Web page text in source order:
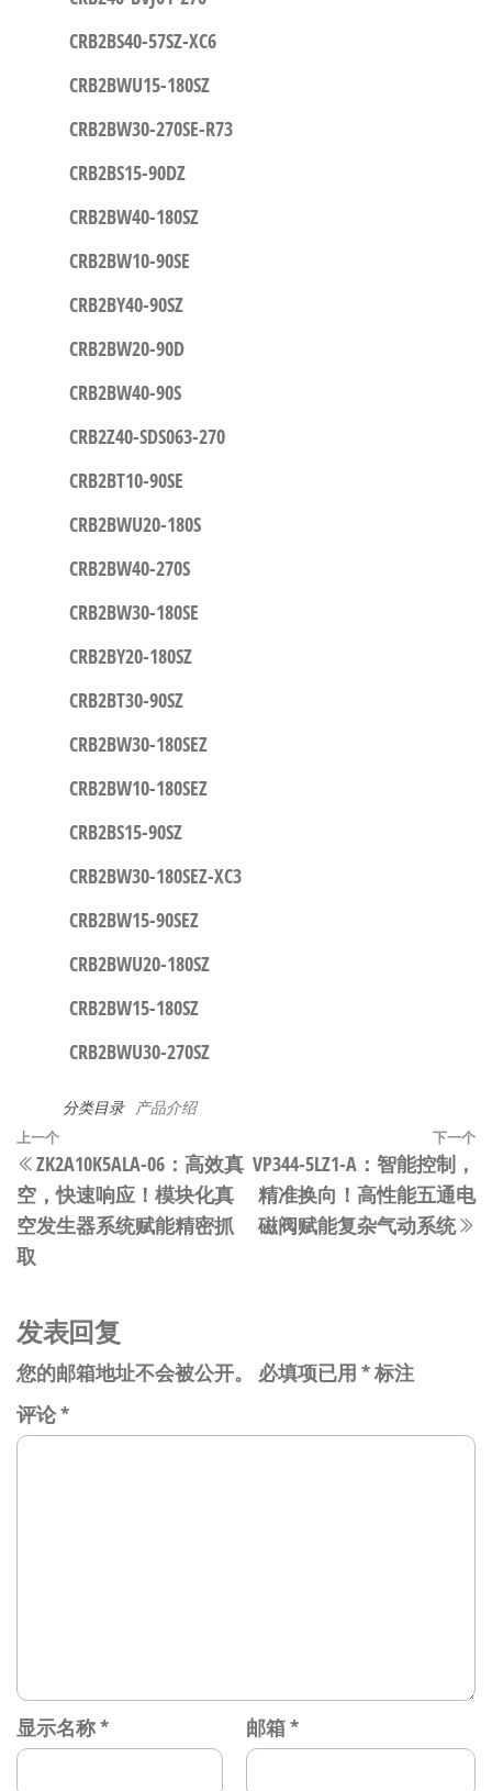
CRB2BS40-57SZ-XC6
CRB2BWU15-180SZ
CRB2BW30-270SE-R73
CRB2BS15-90DZ
CRB2BW40-180SZ
CRB2BW10-90SE
CRB2BY40-90SZ
CRB2BW20-90D
CRB2BW40-90S
CRB2Z40-SDS063-270
CRB2BT10-90SE
CRB2BWU20-180S
CRB2BW40-270S
CRB2BW30-180SE
CRB2BY20-180SZ
CRB2BT30-90SZ
CRB2BW30-180SEZ
CRB2BW10-180SEZ
CRB2BS15-90SZ
CRB2BW30-180SEZ-XC3
CRB2BW15-90SEZ
CRB2BWU20-180SZ
CRB2BW15-180SZ
CRB2BWU30-270SZ
分类目录 产品介绍
文
章
导
航
上
一
篇
文
章
上一个
​​ZK2A10K5ALA-06：高效真
空，快速响应！模块化真
空发生器系统赋能精密抓
取​​
下一个
VP344-5LZ1-A：智能控制，
精准换向！高性能五通电
磁阀赋能复杂气动系统​​
发表回复
您的邮箱地址不会被公开。 必填项已用 *标注
评论*
显示名称* 邮箱*